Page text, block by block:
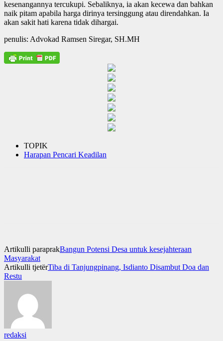
kesenangannya tercukupi. Sebaliknya, ia akan kecewa dan bahkan
naik pitam apabila harga dirinya tersinggung atau direndahkan. Ia
akan sakit hati karena tidak dihargai.
penulis: Advokad Ramsen Siregar, SH.MH
TOPIK
Harapan Pencari Keadilan
Artikulli paraprakBangun Potensi Desa untuk kesejahteraan
Masyarakat
Artikulli tjetërTiba di Tanjungpinang, Isdianto Disambut Doa dan
Restu
redaksi